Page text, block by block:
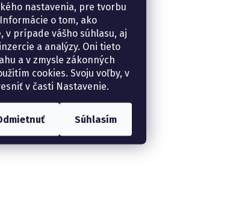
nastavenia, pre tvorbu
o tom, ako
v prípade vášho súhlasu, aj
a analýzy. Oni tieto
a v zmysle zákonných
cookies. Svoju voľby, v
v časti Nastavenie.
Súhlasím